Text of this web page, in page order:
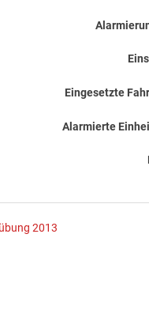
Eingesetzte
Alarmierte
2013